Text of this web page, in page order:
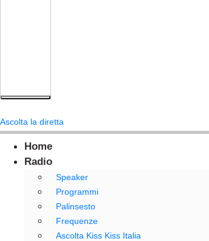
Ascolta la diretta
Home
Radio
Speaker
Programmi
Palinsesto
Frequenze
Ascolta Kiss Kiss Italia